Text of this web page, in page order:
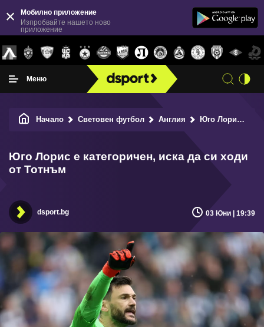
Мобилно приложение
Изпробвайте нашето ново
приложение
Меню
Начало Световен футбол Англия Юго Лорис е категоричен, иска да си ходи от Тотнъм
Юго Лорис е категоричен, иска да си ходи
от Тотнъм
dsport.bg 03 Юни | 19:39